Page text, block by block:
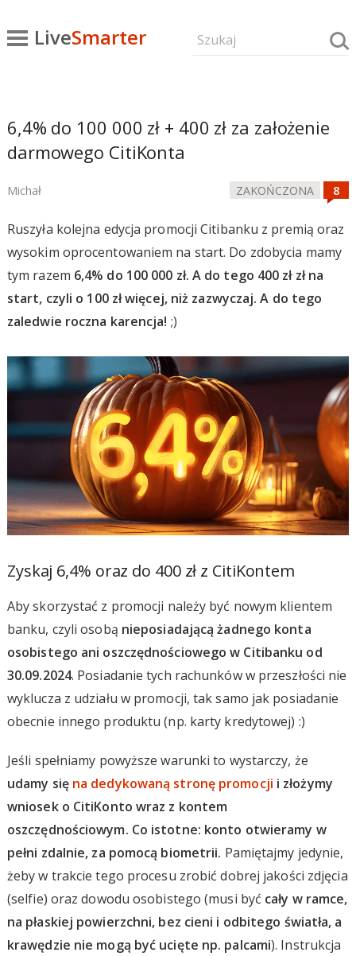
LiveSmarter
6,4% do 100 000 zł + 400 zł za założenie
darmowego CitiKonta
Michał ZAKOŃCZONA
Ruszyła kolejna edycja promocji Citibanku z premią oraz
wysokim oprocentowaniem na start. Do zdobycia mamy
tym razem 6,4% do 100 000 zł. A do tego 400 zł zł na
start, czyli o 100 zł więcej, niż zazwyczaj. A do tego
zaledwie roczna karencja! ;)
Zyskaj 6,4% oraz do 400 zł z CitiKontem
Aby skorzystać z promocji należy być nowym klientem
banku, czyli osobą nieposiadającą żadnego konta
osobistego ani oszczędnościowego w Citibanku od
30.09.2024. Posiadanie tych rachunków w przeszłości nie
wyklucza z udziału w promocji, tak samo jak posiadanie
obecnie innego produktu (np. karty kredytowej) :)
Jeśli spełniamy powyższe warunki to wystarczy, że
udamy się na dedykowaną stronę promocji i złożymy
wniosek o CitiKonto wraz z kontem
oszczędnościowym. Co istotne: konto otwieramy w
pełni zdalnie, za pomocą biometrii. Pamiętajmy jedynie,
żeby w trakcie tego procesu zrobić dobrej jakości zdjęcia
(selfie) oraz dowodu osobistego (musi być cały w ramce,
na płaskiej powierzchni, bez cieni i odbitego światła, a
krawędzie nie mogą być ucięte np. palcami). Instrukcja